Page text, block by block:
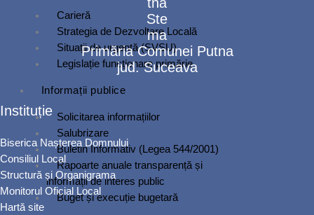
Carieră
Strategia de Dezvoltare Locală
Situații de urgență (SVSU)
Legislație funcționare primărie
Informații publice
Solicitarea informațiilor
Salubrizare
Buletin Informativ (Legea 544/2001)
Rapoarte anuale transparență și
informații de interes public
Buget și execuție bugetară
Primăria Comunei Putna
jud. Suceava
Instituție
Biserica Nașterea Domnului
Consiliul Local
Structură și Organigrama
Monitorul Oficial Local
Hartă site